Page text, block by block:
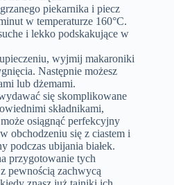
piekarnika i piecz
w temperaturze 160°C.
i lekko podskakujące w
wyjmij makaroniki
Następnie możesz
lub dżemami.
się skomplikowane
składnikami,
osiągnąć perfekcyjny
obchodzeniu się z ciastem i
podczas ubijania białek.
przygotowanie tych
pewnością zachwycą